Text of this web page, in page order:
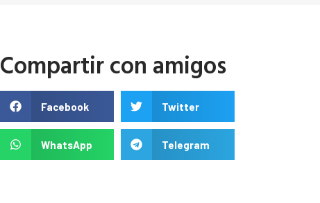
Compartir con amigos
Facebook Twitter
WhatsApp Telegram